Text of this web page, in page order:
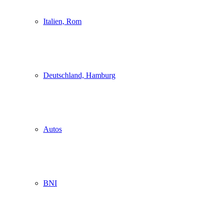
Italien, Rom
Deutschland, Hamburg
Autos
BNI